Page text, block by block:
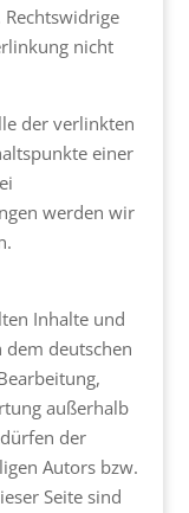
nicht
der verlinkten
einer
werden wir
Inhalte und
dem deutschen
außerhalb
der
Autors bzw.
Seite sind